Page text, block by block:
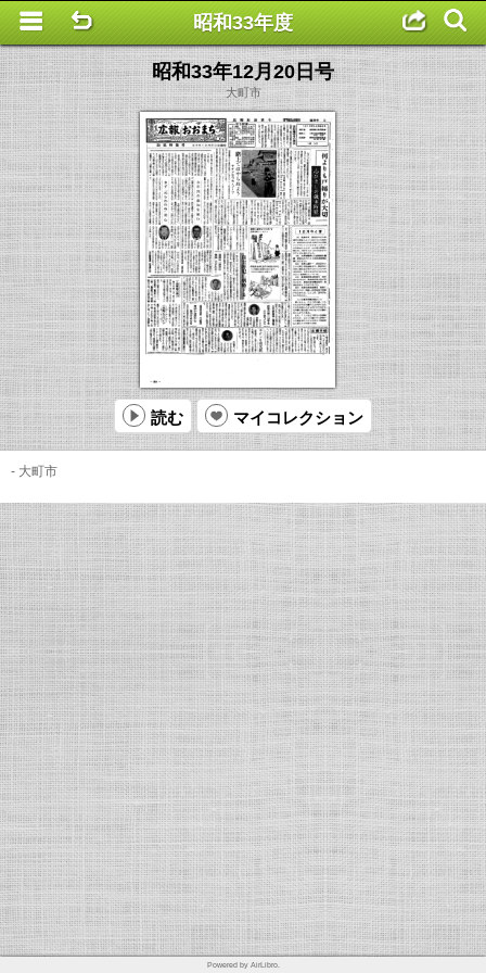
This is a completely basic popup, no options set.
昭和33年度
昭和33年12月20日号
大町市
読む マイコレクション
- 大町市
Powered by AirLibro.